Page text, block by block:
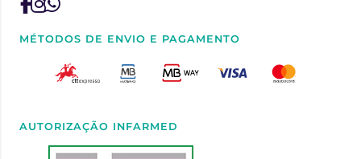
MÉTODOS DE ENVIO E PAGAMENTO
AUTORIZAÇÃO INFARMED